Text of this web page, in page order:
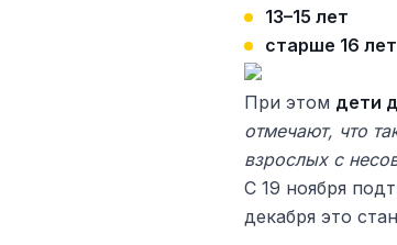
13–15 лет
старше 16 лет
При этом дети
отмечают, что
взрослых с
С 19 ноября
декабря это